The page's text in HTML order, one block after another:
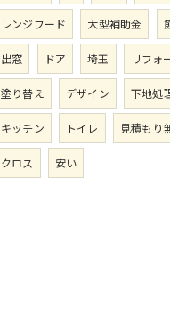
レンジフード 大型補助金
出窓 ドア 埼玉 リフォ
塗り替え デザイン 下地処
キッチン トイレ 見積もり
クロス 安い